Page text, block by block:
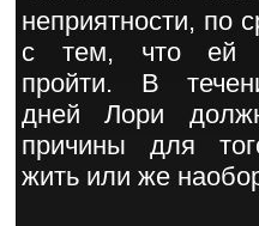
неприятности, по
с тем, что ей
пройти. В
дней Лори
причины для
жить или же